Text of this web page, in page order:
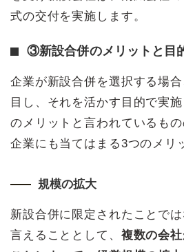
式の交付を実施します。
③新設合併のメリットと目
企業が新設合併を選択する場
目し、それを活かす目的で実
のメリットと言われているも
企業にも当てはまる3つのメリ
規模の拡大
新設合併に限定されたことで
言えることとして、 複数の会